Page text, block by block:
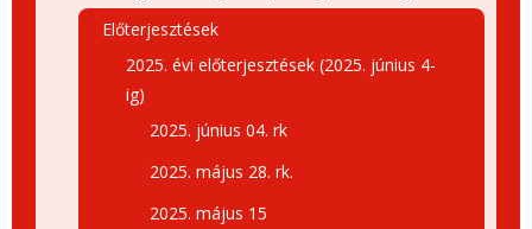
Előterjesztések
2025. évi előterjesztések (2025. június 4-
ig)
2025. június 04. rk
2025. május 28. rk.
2025. május 15